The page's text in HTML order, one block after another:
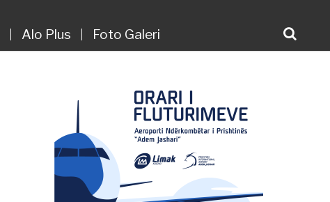
Alo Plus Foto Galeri